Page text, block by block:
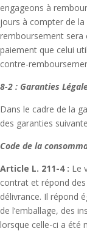
engageons à
jours à compter de la
remboursement sera
paiement que celui
contre-
8-2 : Garanties
Dans le cadre de la
des garanties
Code de la
Article L. 211-4 : Le
contrat et répond
délivrance. Il répond
de l’emballage, des
lorsque celle-ci a été